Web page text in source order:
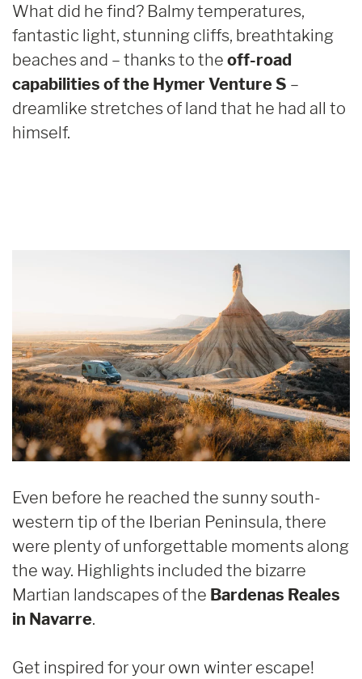
What did he find? Balmy temperatures,
fantastic light, stunning cliffs, breathtaking
beaches and – thanks to the off-road
capabilities of the Hymer Venture S –
dreamlike stretches of land that he had all to
himself.
Even before he reached the sunny south-
western tip of the Iberian Peninsula, there
were plenty of unforgettable moments along
the way. Highlights included the bizarre
Martian landscapes of the Bardenas Reales
in Navarre.
Get inspired for your own winter escape!